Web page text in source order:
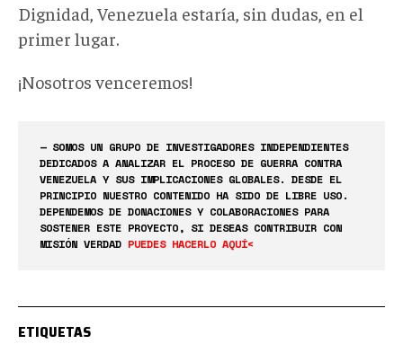
Dignidad, Venezuela estaría, sin dudas, en el
primer lugar.
¡Nosotros venceremos!
— SOMOS UN GRUPO DE INVESTIGADORES INDEPENDIENTES
DEDICADOS A ANALIZAR EL PROCESO DE GUERRA CONTRA
VENEZUELA Y SUS IMPLICACIONES GLOBALES. DESDE EL
PRINCIPIO NUESTRO CONTENIDO HA SIDO DE LIBRE USO.
DEPENDEMOS DE DONACIONES Y COLABORACIONES PARA
SOSTENER ESTE PROYECTO, SI DESEAS CONTRIBUIR CON
MISIÓN VERDAD PUEDES HACERLO AQUÍ<
ETIQUETAS